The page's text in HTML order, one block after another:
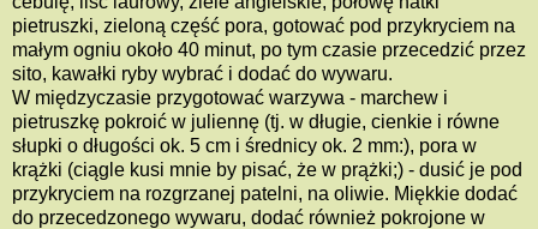
pietruszki, zieloną część pora, gotować pod przykryciem na
małym ogniu około 40 minut, po tym czasie przecedzić przez
sito, kawałki ryby wybrać i dodać do wywaru.
W międzyczasie przygotować warzywa - marchew i
pietruszkę pokroić w juliennę (tj. w długie, cienkie i równe
słupki o długości ok. 5 cm i średnicy ok. 2 mm:), pora w
krążki (ciągle kusi mnie by pisać, że w prążki;) - dusić je pod
przykryciem na rozgrzanej patelni, na oliwie. Miękkie dodać
do przecedzonego wywaru, dodać również pokrojone w